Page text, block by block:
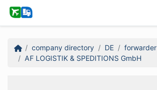
company directory DE
forwarder
AF LOGISTIK & SPEDITIONS GmbH